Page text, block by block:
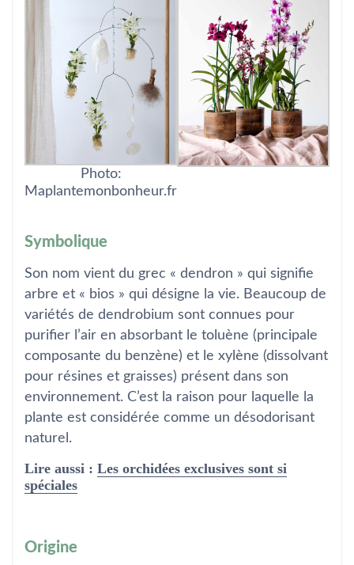
Photo:
Maplantemonbonheur.fr
Symbolique
Son nom vient du grec « dendron » qui signifie
arbre et « bios » qui désigne la vie. Beaucoup de
variétés de dendrobium sont connues pour
purifier l’air en absorbant le toluène (principale
composante du benzène) et le xylène (dissolvant
pour résines et graisses) présent dans son
environnement. C’est la raison pour laquelle la
plante est considérée comme un désodorisant
naturel.
Lire aussi : Les orchidées exclusives sont si
spéciales
Origine